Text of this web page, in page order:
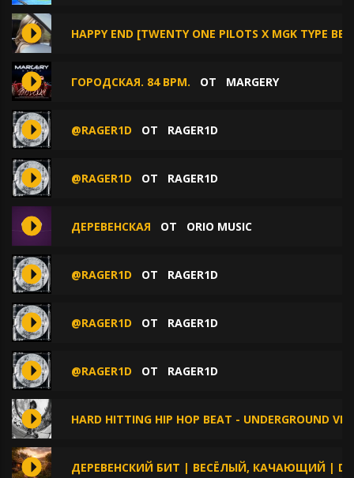
HAPPY END [TWENTY ONE PILOTS X MGK TYPE
ГОРОДСКАЯ. 84 BPM. ОТ MARGERY
@RAGER1D ОТ RAGER1D
@RAGER1D ОТ RAGER1D
ДЕРЕВЕНСКАЯ ОТ ORIO MUSIC
@RAGER1D ОТ RAGER1D
@RAGER1D ОТ RAGER1D
@RAGER1D ОТ RAGER1D
HARD HITTING HIP HOP BEAT - UNDERGROUND
ДЕРЕВЕНСКИЙ БИТ | ВЕСЁЛЫЙ, КАЧАЮЩИЙ |